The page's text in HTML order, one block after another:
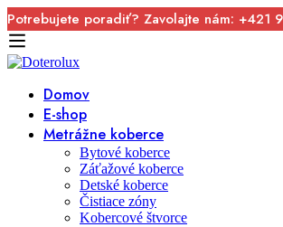
Potrebujete poradiť? Zavolajte nám: +421
Domov
E-shop
Metrážne koberce
Bytové koberce
Záťažové koberce
Detské koberce
Čistiace zóny
Kobercové štvorce